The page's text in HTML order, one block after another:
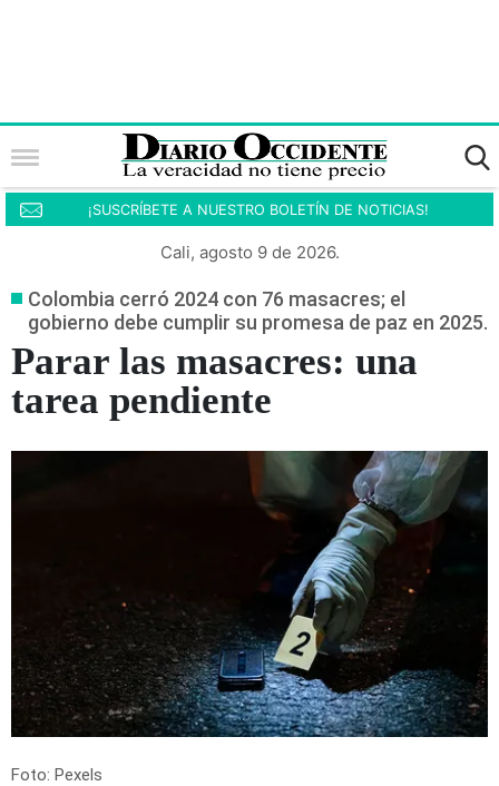
¡SUSCRÍBETE A NUESTRO BOLETÍN DE NOTICIAS!
Cali, agosto 9 de 2026.
Colombia cerró 2024 con 76 masacres; el
gobierno debe cumplir su promesa de paz en 2025.
Parar las masacres: una
tarea pendiente
Foto: Pexels